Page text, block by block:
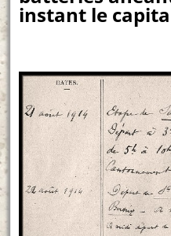
instant le